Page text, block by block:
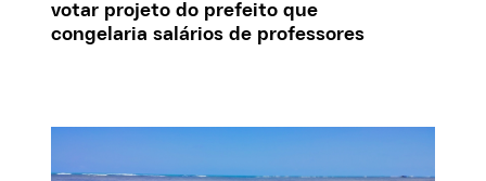
votar projeto do prefeito que
congelaria salários de professores